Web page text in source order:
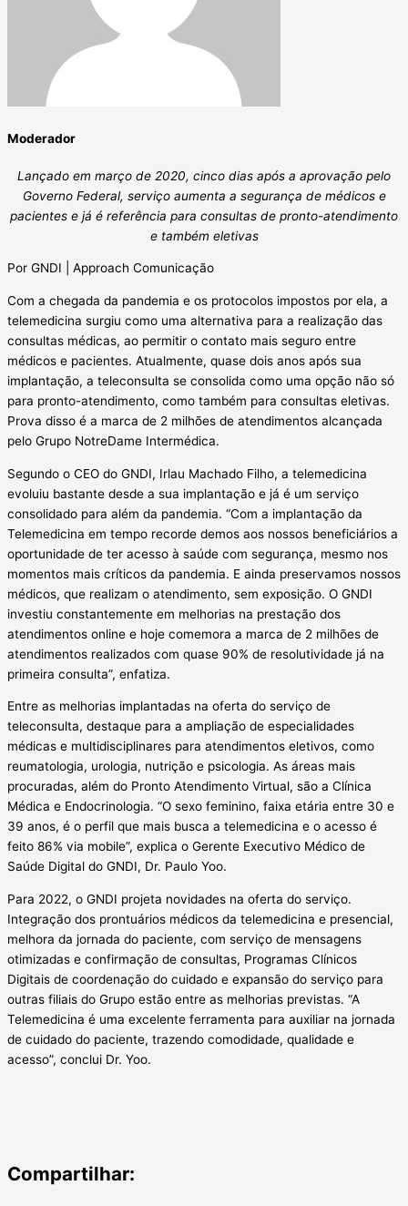
Moderador
Lançado em março de 2020, cinco dias após a aprovação pelo
Governo Federal, serviço aumenta a segurança de médicos e
pacientes e já é referência para consultas de pronto-atendimento
e também eletivas
Por GNDI | Approach Comunicação
Com a chegada da pandemia e os protocolos impostos por ela, a
telemedicina surgiu como uma alternativa para a realização das
consultas médicas, ao permitir o contato mais seguro entre
médicos e pacientes. Atualmente, quase dois anos após sua
implantação, a teleconsulta se consolida como uma opção não só
para pronto-atendimento, como também para consultas eletivas.
Prova disso é a marca de 2 milhões de atendimentos alcançada
pelo Grupo NotreDame Intermédica.
Segundo o CEO do GNDI, Irlau Machado Filho, a telemedicina
evoluiu bastante desde a sua implantação e já é um serviço
consolidado para além da pandemia. “Com a implantação da
Telemedicina em tempo recorde demos aos nossos beneficiários a
oportunidade de ter acesso à saúde com segurança, mesmo nos
momentos mais críticos da pandemia. E ainda preservamos nossos
médicos, que realizam o atendimento, sem exposição. O GNDI
investiu constantemente em melhorias na prestação dos
atendimentos online e hoje comemora a marca de 2 milhões de
atendimentos realizados com quase 90% de resolutividade já na
primeira consulta”, enfatiza.
Entre as melhorias implantadas na oferta do serviço de
teleconsulta, destaque para a ampliação de especialidades
médicas e multidisciplinares para atendimentos eletivos, como
reumatologia, urologia, nutrição e psicologia. As áreas mais
procuradas, além do Pronto Atendimento Virtual, são a Clínica
Médica e Endocrinologia. “O sexo feminino, faixa etária entre 30 e
39 anos, é o perfil que mais busca a telemedicina e o acesso é
feito 86% via mobile”, explica o Gerente Executivo Médico de
Saúde Digital do GNDI, Dr. Paulo Yoo.
Para 2022, o GNDI projeta novidades na oferta do serviço.
Integração dos prontuários médicos da telemedicina e presencial,
melhora da jornada do paciente, com serviço de mensagens
otimizadas e confirmação de consultas, Programas Clínicos
Digitais de coordenação do cuidado e expansão do serviço para
outras filiais do Grupo estão entre as melhorias previstas. “A
Telemedicina é uma excelente ferramenta para auxiliar na jornada
de cuidado do paciente, trazendo comodidade, qualidade e
acesso”, conclui Dr. Yoo.
Compartilhar: